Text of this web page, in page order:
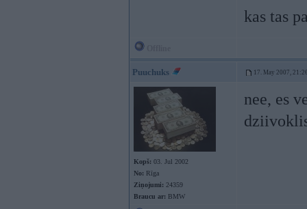
kas tas
Puuchuks 17. May 2007,
Kopš: 03. Jul 2002
No: Rīga
Ziņojumi: 24359
Braucu ar: BMW
nee, es